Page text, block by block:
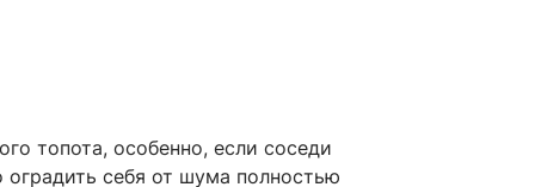
топота, особенно, если соседи
себя от шума полностью